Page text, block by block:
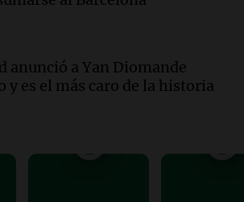
ocho"
anunció a Yan Diomande
y es el más caro de la historia